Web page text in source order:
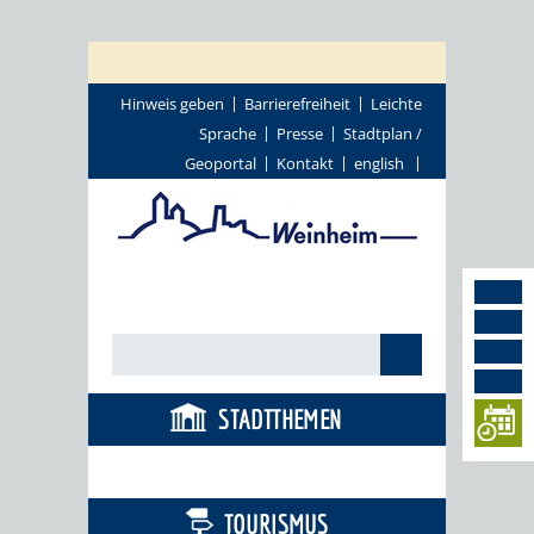
Hinweis geben Barrierefreiheit
Leichte
Sprache
Presse
Stadtplan /
Geoportal
Kontakt english
STADTTHEMEN
TOURISMUS